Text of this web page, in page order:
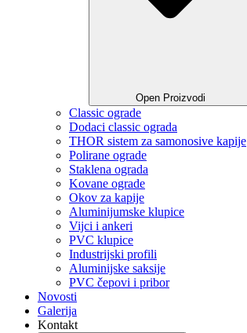
Open Proizvodi
Classic ograde
Dodaci classic ograda
THOR sistem za samonosive kapije
Polirane ograde
Staklena ograda
Kovane ograde
Okov za kapije
Aluminijumske klupice
Vijci i ankeri
PVC klupice
Industrijski profili
Aluminijske saksije
PVC čepovi i pribor
Novosti
Galerija
Kontakt